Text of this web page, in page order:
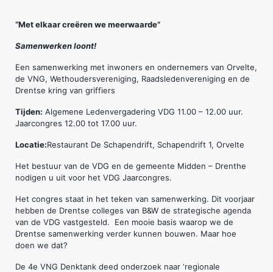
“Met elkaar creëren we meerwaarde”
Samenwerken loont!
Een samenwerking met inwoners en ondernemers van Orvelte,
de VNG, Wethoudersvereniging, Raadsledenvereniging en de
Drentse kring van griffiers
Tijden: Algemene Ledenvergadering VDG 11.00 – 12.00 uur.
Jaarcongres 12.00 tot 17.00 uur.
Locatie:Restaurant De Schapendrift, Schapendrift 1, Orvelte
Het bestuur van de VDG en de gemeente Midden – Drenthe
nodigen u uit voor het VDG Jaarcongres.
Het congres staat in het teken van samenwerking. Dit voorjaar
hebben de Drentse colleges van B&W de strategische agenda
van de VDG vastgesteld. Een mooie basis waarop we de
Drentse samenwerking verder kunnen bouwen. Maar hoe
doen we dat?
De 4e VNG Denktank deed onderzoek naar ‘regionale